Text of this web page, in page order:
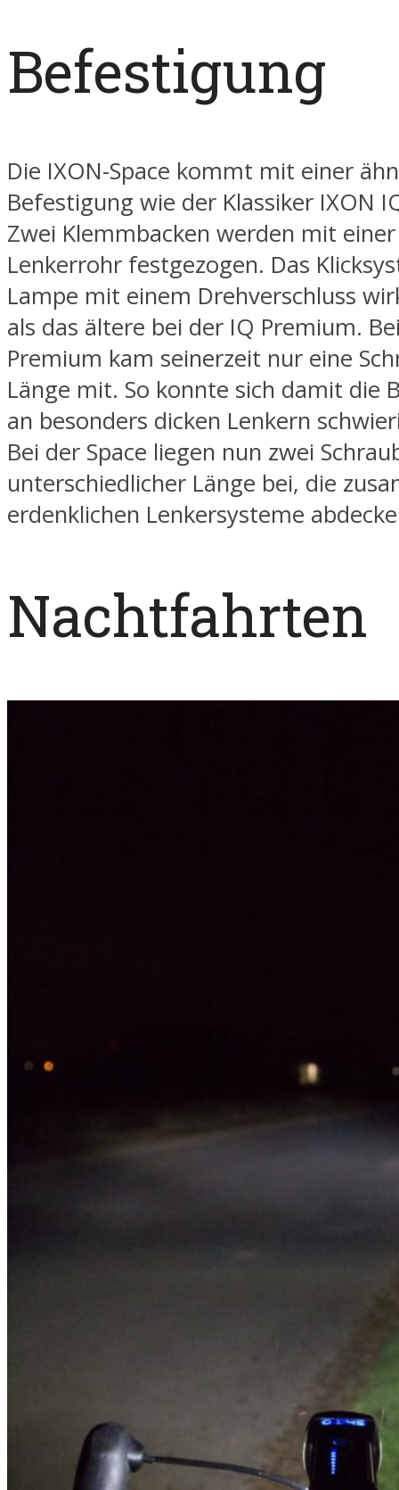
Befestigung
Die IXON-Space kommt mit einer
Befestigung wie der Klassiker IXON
Zwei Klemmbacken werden mit
Lenkerrohr festgezogen. Das
Lampe mit einem Drehverschluss
als das ältere bei der IQ Premium.
Premium kam seinerzeit nur eine
Länge mit. So konnte sich damit die
an besonders dicken Lenkern
Bei der Space liegen nun zwei
unterschiedlicher Länge bei, die
erdenklichen Lenkersysteme
Nachtfahrten